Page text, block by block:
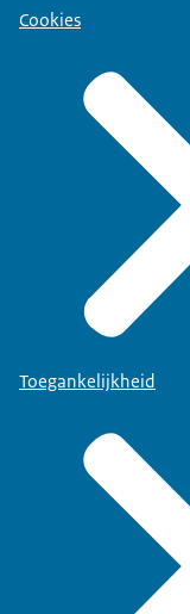
Cookies
Toegankelijkheid